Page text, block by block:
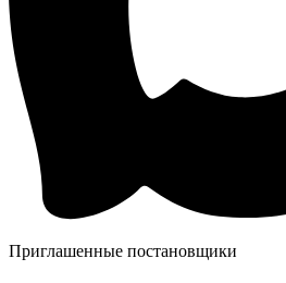
Приглашенные постановщики